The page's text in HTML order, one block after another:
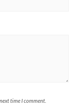
time I comment.